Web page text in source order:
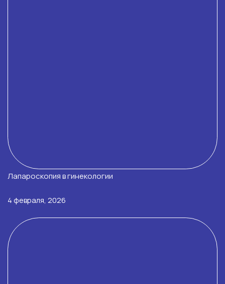
Лапароскопия в гинекологии
4 февраля, 2026